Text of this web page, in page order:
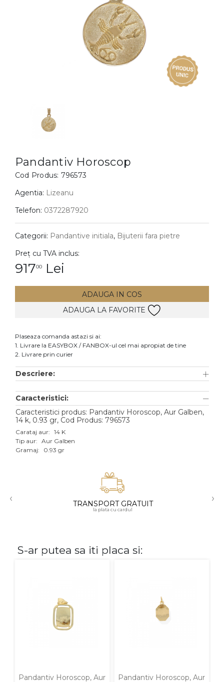
BIJUTERII COPII
Cercei
Bratari
Coliere
Lanturi
Pandantive
Inele
Cercei
Bratari
Lanturi
Pandantive
Accesorii
Aur galben
Aur alb
Aur roz
Pandantiv Horoscop
Cod Produs: 796573
Agentia: Lizeanu
Telefon: 0372287920
Categorii: Pandantive initiala, Bijuterii fara pietre
Preț cu TVA inclus:
91700 Lei
ADAUGA IN COS
ADAUGA LA FAVORITE
Plaseaza comanda astazi si ai:
1. Livrare la EASYBOX / FANBOX-ul cel mai apropiat de tine
2. Livrare prin curier
Descriere:
Caracteristici:
Caracteristici produs: Pandantiv Horoscop, Aur Galben,
14 k, 0.93 gr, Cod Produs: 796573
Carataj aur: 14 K
Tip aur: Aur Galben
Gramaj:
0.93 gr
‹ TRANSPORT GRATUIT
la plata cu cardul
›
S-ar putea sa iti placa si:
Pandantiv Horoscop, Aur
Pandantiv Horoscop, Aur